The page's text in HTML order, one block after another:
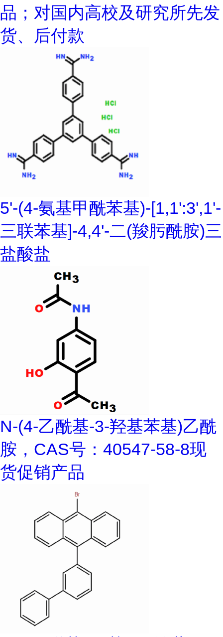
品；对国内高校及研究所先发
货、后付款
5'-(4-氨基甲酰苯基)-[1,1':3',1'-
三联苯基]-4,4'-二(羧肟酰胺)三
盐酸盐
N-(4-乙酰基-3-羟基苯基)乙酰
胺，CAS号：40547-58-8现
货促销产品